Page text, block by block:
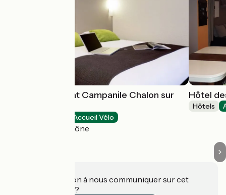
Hôtel Restaurant Campanile Chalon sur
Accueil Vélo
Chalon-sur-Saône
Hôtel
Hôtels
Une information à nous communiquer sur cet
établissement ?